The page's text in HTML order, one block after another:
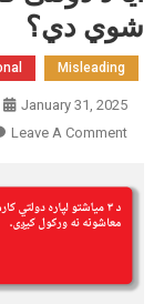
شوي دي؟
Misleading
January 31, 2025
Leave A Comment